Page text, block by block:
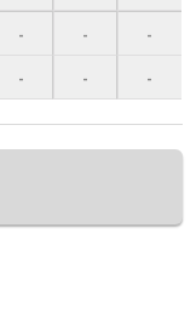
- - -
- - -